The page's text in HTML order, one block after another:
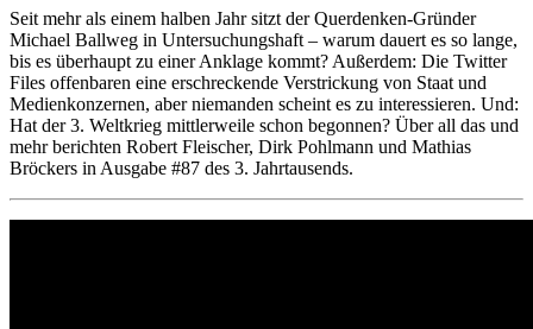
Seit mehr als einem halben Jahr sitzt der Querdenken-Gründer
Michael Ballweg in Untersuchungshaft – warum dauert es so lange,
bis es überhaupt zu einer Anklage kommt? Außerdem: Die Twitter
Files offenbaren eine erschreckende Verstrickung von Staat und
Medienkonzernen, aber niemanden scheint es zu interessieren. Und:
Hat der 3. Weltkrieg mittlerweile schon begonnen? Über all das und
mehr berichten Robert Fleischer, Dirk Pohlmann und Mathias
Bröckers in Ausgabe #87 des 3. Jahrtausends.